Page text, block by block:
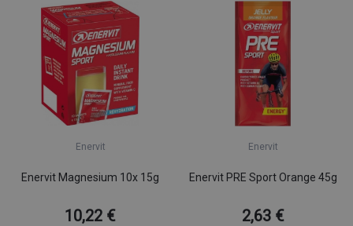
Enervit
Enervit Magnesium 10x 15g
10,22 €
Enervit
Enervit PRE Sport Orange 45g
2,63 €